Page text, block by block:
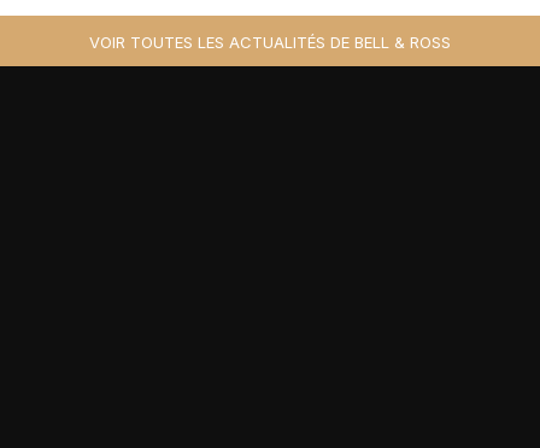
VOIR TOUTES LES ACTUALITÉS DE BELL & ROSS